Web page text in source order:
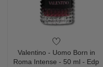
Valentino - Uomo Born in
Roma Intense - 50 ml - Edp